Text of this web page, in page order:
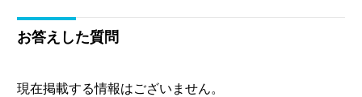
お答えした質問
現在掲載する情報はございません。